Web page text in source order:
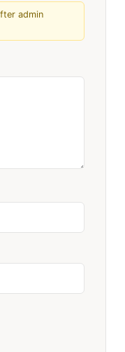
admin